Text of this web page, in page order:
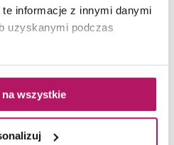
informacje z innymi danymi
uzyskanymi podczas
wszystkie
praktycznie nie
Krawczyk -Z uwagi na dużą
rozjaśnianie czy
stanowiło priorytetu. Miało